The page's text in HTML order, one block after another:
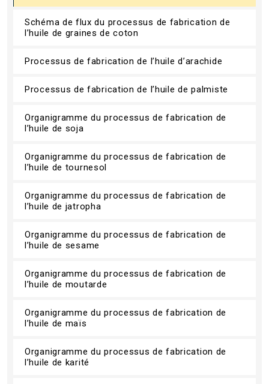
Schéma de flux du processus de fabrication de
l’huile de graines de coton
Processus de fabrication de l’huile d’arachide
Processus de fabrication de l’huile de palmiste
Organigramme du processus de fabrication de
l’huile de soja
Organigramme du processus de fabrication de
l’huile de tournesol
Organigramme du processus de fabrication de
l’huile de jatropha
Organigramme du processus de fabrication de
l’huile de sesame
Organigramme du processus de fabrication de
l’huile de moutarde
Organigramme du processus de fabrication de
l’huile de maïs
Organigramme du processus de fabrication de
l’huile de karité